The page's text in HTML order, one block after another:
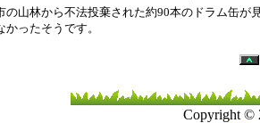
山林から不法投棄された約90本のドラム缶が
かったそうです。
Copyright ©